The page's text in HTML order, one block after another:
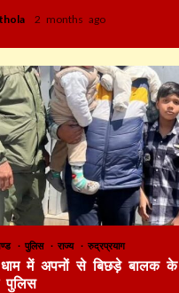
2 months ago
पुलिस राज्य रुद्रप्रयाग
धाम में अपनों से बिछड़े बालक के
पुलिस